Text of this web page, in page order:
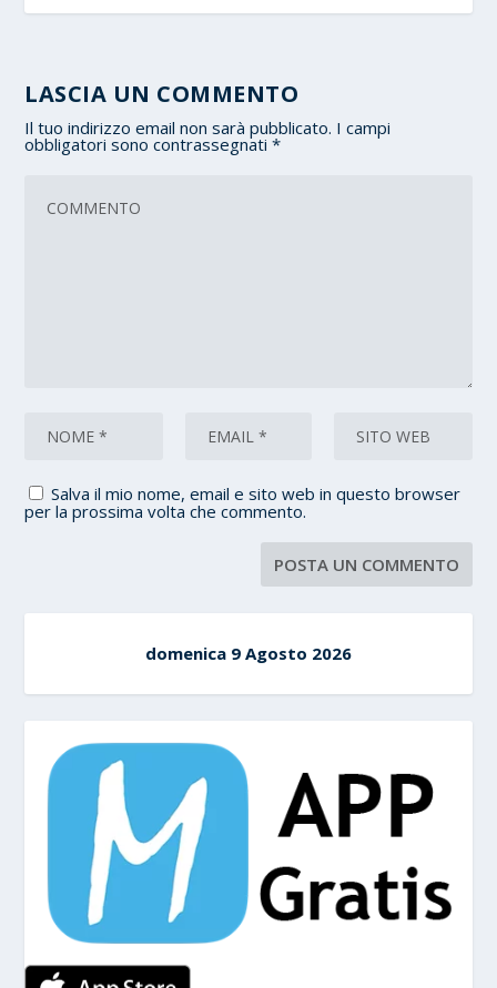
LASCIA UN COMMENTO
Il tuo indirizzo email non sarà pubblicato. I campi
obbligatori sono contrassegnati*
Salva il mio nome, email e sito web in questo browser
per la prossima volta che commento.
domenica 9 Agosto 2026